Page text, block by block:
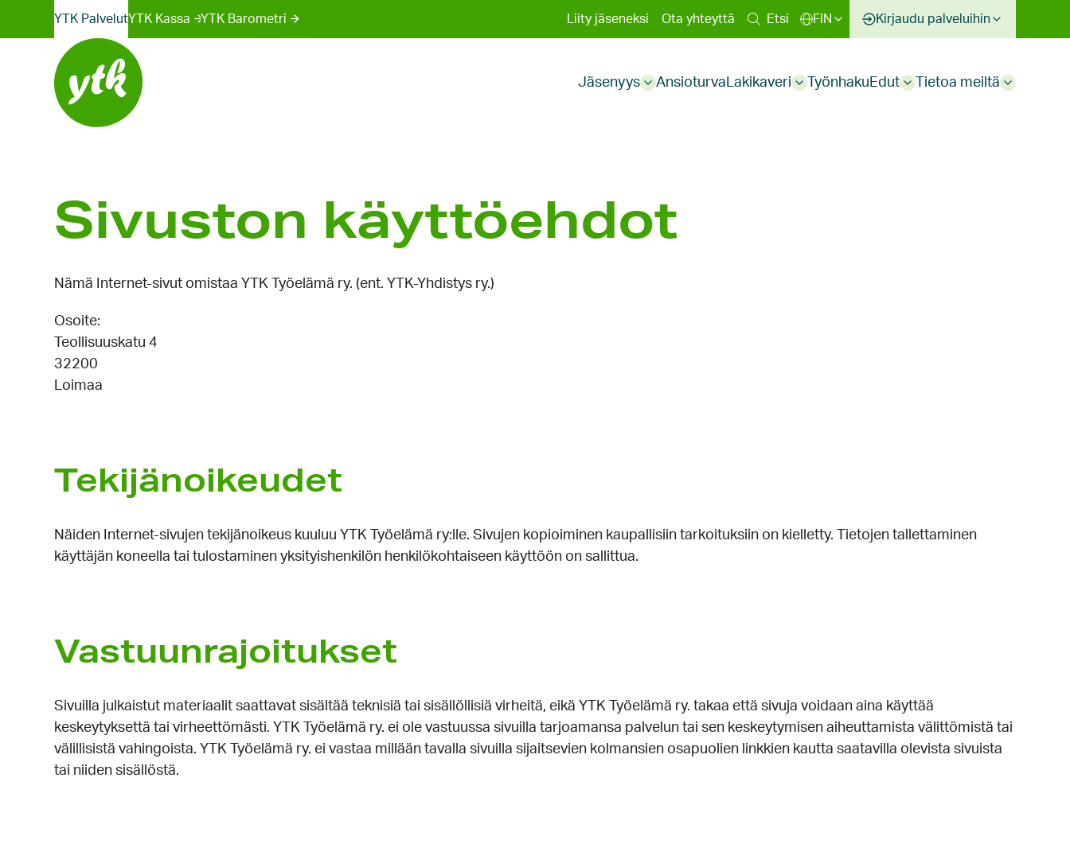
Sivustot
valikko
YTK PalvelutYTK Kassa YTK Barometri
Toissijainen
Liity jäseneksi Ota yhteyttä Etsi FIN Kirjaudu palveluihin
Jäsenyys Sub
Ansioturva Lakikaveri SubTyönhaku Edut SubTietoa meiltä Sub
Sivuston käyttöehdot
Nämä Internet-sivut omistaa YTK Työelämä ry. (ent. YTK-Yhdistys ry.)
Osoite:
Teollisuuskatu 4
32200
Loimaa
Tekijänoikeudet
Näiden Internet-sivujen tekijänoikeus kuuluu YTK Työelämä ry:lle. Sivujen kopioiminen kaupallisiin tarkoituksiin on kielletty. Tietojen tallettaminen
käyttäjän koneella tai tulostaminen yksityishenkilön henkilökohtaiseen käyttöön on sallittua.
Vastuunrajoitukset
Sivuilla julkaistut materiaalit saattavat sisältää teknisiä tai sisällöllisiä virheitä, eikä YTK Työelämä ry. takaa että sivuja voidaan aina käyttää
keskeytyksettä tai virheettömästi. YTK Työelämä ry. ei ole vastuussa sivuilla tarjoamansa palvelun tai sen keskeytymisen aiheuttamista välittömistä tai
välillisistä vahingoista. YTK Työelämä ry. ei vastaa millään tavalla sivuilla sijaitsevien kolmansien osapuolien linkkien kautta saatavilla olevista sivuista
tai niiden sisällöstä.